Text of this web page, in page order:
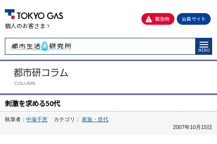
個人のお客さま
緊急時 会員サイト
MENU
刺激を求める50代
執筆者： 中塚千恵 カテゴリ： 家族・世代
2007年10月15日